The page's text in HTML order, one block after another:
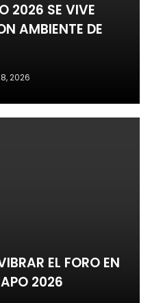
2026 SE VIVE
AMBIENTE DE
2026
EL FORO EN
2026